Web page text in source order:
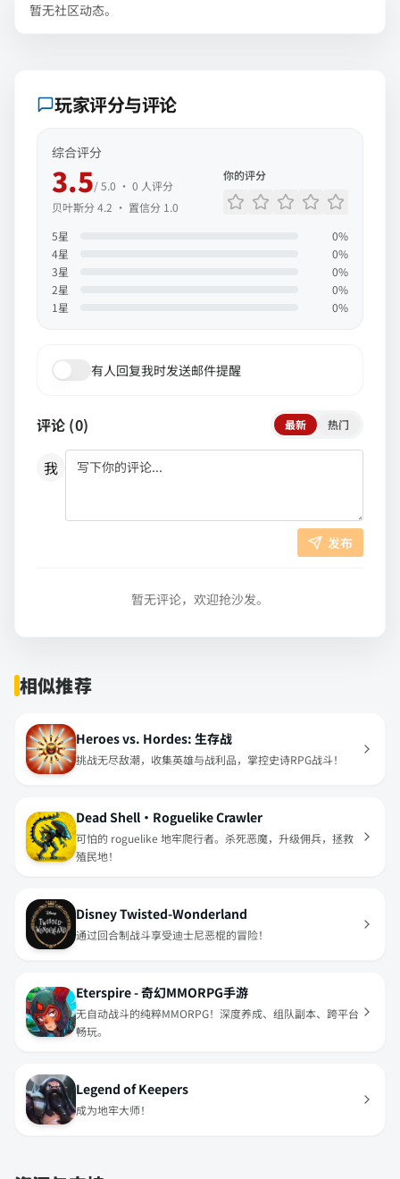
暂无社区动态。
玩家评分与评论
综合评分
3.5/ 5.0 · 0 人评分
贝叶斯分4.2 · 置信分 1.0
你的评分
5星 0%
4星 0%
3星 0%
2星 0%
1 星 0%
有人回复我时发送邮件提醒
评论 (0) 最新 热门
我
发布
暂无评论，欢迎抢沙发。
相似推荐
Heroes vs. Hordes: 生存战
挑战无尽敌潮，收集英雄与战利品，掌控史诗RPG战斗！
Dead Shell・Roguelike Crawler
可怕的 roguelike 地牢爬行者。杀死恶魔，升级佣兵，拯救
殖民地！
Disney Twisted-Wonderland
通过回合制战斗享受迪士尼恶棍的冒险！
Eterspire - 奇幻MMORPG手游
无自动战斗的纯粹MMORPG！深度养成、组队副本、跨平台
畅玩。
Legend of Keepers
成为地牢大师！